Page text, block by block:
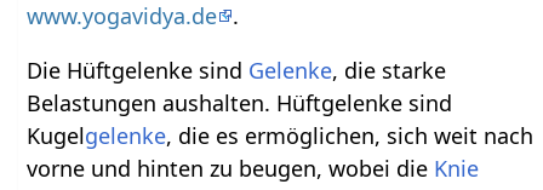
www.yogavidya.de .
Die Hüftgelenke sind Gelenke, die starke
Belastungen aushalten. Hüftgelenke sind
Kugelgelenke, die es ermöglichen, sich weit nach
vorne und hinten zu beugen, wobei die Knie